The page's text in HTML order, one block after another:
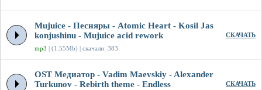
Mujuice - Песняры - Atomic Heart - Kosil Jas
konjushinu - Mujuice acid rework
mp3 | (1.55Mb) | скачали: 383
СКАЧАТЬ
OST Медиатор - Vadim Maevskiy - Alexander
Turkunov - Rebirth theme - Endless
СКАЧАТЬ